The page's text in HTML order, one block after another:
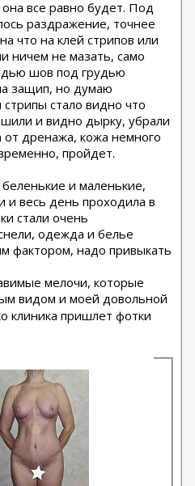
все равно будет. Под
раздражение, точнее
что на клей стрипов или
ничем не мазать, само
шов под грудью
защип, но думаю
стрипы стало видно что
и видно дырку, убрали
от дренажа, кожа немного
пройдет.
и маленькие,
и весь день проходила в
стали очень
одежда и белье
фактором, надо привыкать
мелочи, которые
видом и моей довольной
клиника пришлет фотки